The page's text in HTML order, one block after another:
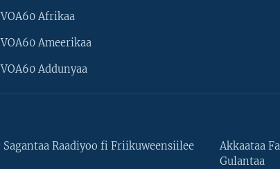
VOA60 Afrikaa
VOA60 Ameerikaa
VOA60 Addunyaa
Sagantaa Raadiyoo fi Friikuweensiilee
Akkaataa
Gulantaa